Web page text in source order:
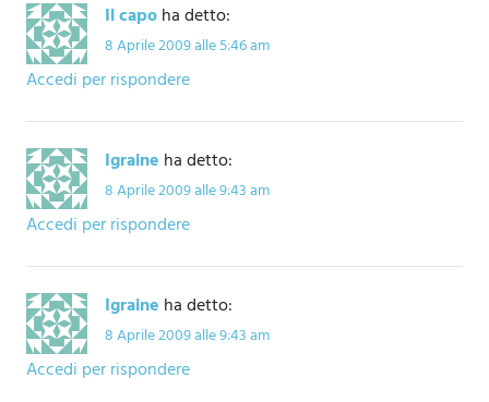
Il capoha detto:
8 Aprile 2009 alle 5:46 am
Accedi per rispondere
Igraine ha detto:
8 Aprile 2009 alle 9:43 am
Accedi per rispondere
Igraine ha detto:
8 Aprile 2009 alle 9:43 am
Accedi per rispondere